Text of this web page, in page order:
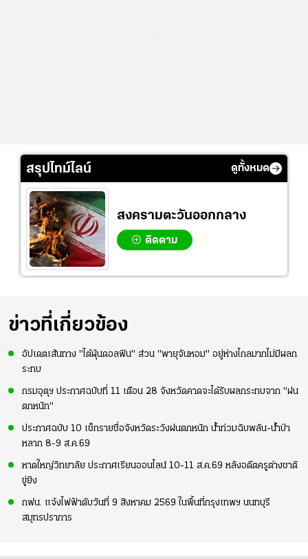
สรุปไทม์ไลน์ ดูทั้งหมด
สงครามตะวันออกกลาง
ติดตาม
ข่าวที่เกี่ยวข้อง
อัปเดตเส้นทาง "ไต้ฝุ่นดอลฟิน" ส่วน "พายุจันหอม" อยู่ห่างไกลมากไม่มีผลก
ระทบ
กรมอุตุฯ ประกาศฉบับที่ 11 เตือน 28 จังหวัดคาดจะได้รับผลกระทบจาก "ฝน
ตกหนัก"
ประกาศฉบับ 10 เช็กรายชื่อจังหวัดระวังฝนตกหนัก น้ำท่วมฉับพลัน-น้ำป่า
หลาก 8-9 ส.ค.69
หาดใหญ่วิทยาลัย ประกาศเรียนออนไลน์ 10-11 ส.ค.69 หลังอดีตครูต่างชาติ
ขู่ยิง
กฟน. แจ้งไฟฟ้าดับวันที่ 9 สิงหาคม 2569 ในพื้นที่กรุงเทพฯ นนทบุรี
สมุทรปราการ